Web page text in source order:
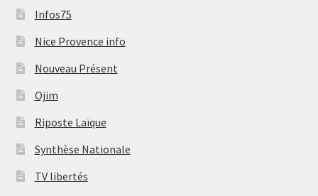
Infos75
Nice Provence info
Nouveau Présent
Ojim
Riposte Laïque
Synthèse Nationale
TV libertés